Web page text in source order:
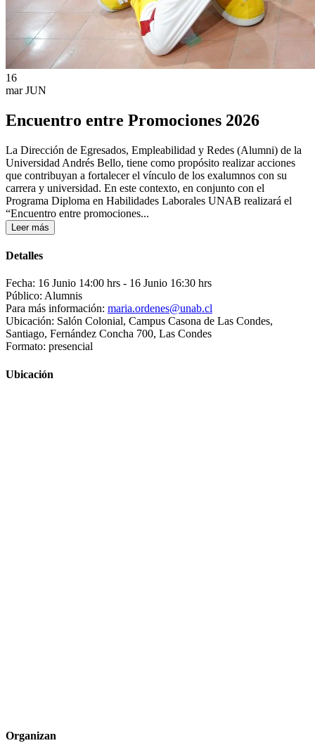
16
mar JUN
Encuentro entre Promociones 2026
La Dirección de Egresados, Empleabilidad y Redes (Alumni) de la
Universidad Andrés Bello, tiene como propósito realizar acciones
que contribuyan a fortalecer el vínculo de los exalumnos con su
carrera y universidad. En este contexto, en conjunto con el
Programa Diploma en Habilidades Laborales UNAB realizará el
“Encuentro entre promociones...
Leer más
Detalles
Fecha: 16 Junio 14:00 hrs - 16 Junio 16:30 hrs
Público: Alumnis
Para más información: maria.ordenes@unab.cl
Ubicación: Salón Colonial, Campus Casona de Las Condes,
Santiago, Fernández Concha 700, Las Condes
Formato: presencial
Ubicación
Organizan